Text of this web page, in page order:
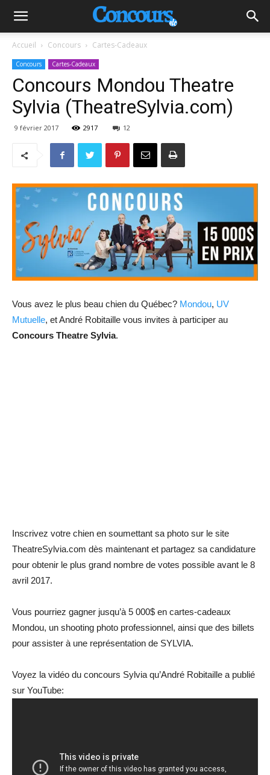
Accueil Concours Cartes-Cadeaux
Concours Cartes-Cadeaux
Concours Mondou Theatre
Sylvia (TheatreSylvia.com)
9 février 2017 2917 12
Vous avez le plus beau chien du Québec? Mondou, UV
Mutuelle, et André Robitaille vous invites à participer au
Concours Theatre Sylvia.
Inscrivez votre chien en soumettant sa photo sur le site
TheatreSylvia.com dès maintenant et partagez sa candidature
pour obtenir le plus grand nombre de votes possible avant le 8
avril 2017.
Vous pourriez gagner jusqu’à 5 000$ en cartes-cadeaux
Mondou, un shooting photo professionnel, ainsi que des billets
pour assister à une représentation de SYLVIA.
Voyez la vidéo du concours Sylvia qu’André Robitaille a publié
sur YouTube: